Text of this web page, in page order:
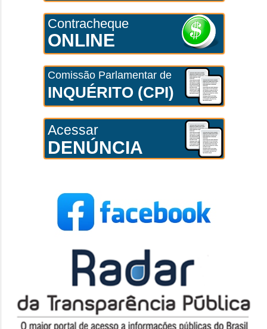
Contracheque
ONLINE
Comissão Parlamentar de
INQUÉRITO (CPI)
Acessar
DENÚNCIA